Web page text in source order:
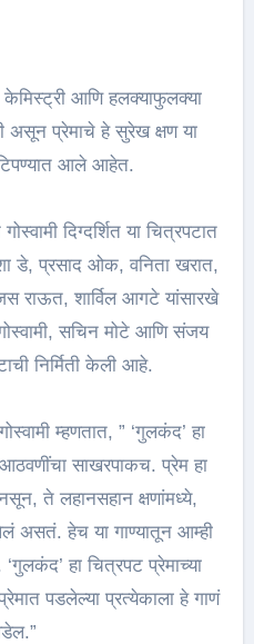
केमिस्ट्री आणि हलक्याफुलक्या
असून प्रेमाचे हे सुरेख क्षण या
आले आहेत.
दिग्दर्शित या चित्रपटात
डे, प्रसाद ओक, वनिता खरात,
राऊत, शार्विल आगटे यांसारखे
सचिन मोटे आणि संजय
निर्मिती केली आहे.
म्हणतात, ” ‘गुलकंद’ हा
साखरपाकच. प्रेम हा
ते लहानसहान क्षणांमध्ये,
असतं. हेच या गाण्यातून आम्ही
हा चित्रपट प्रेमाच्या
पडलेल्या प्रत्येकाला हे गाणं